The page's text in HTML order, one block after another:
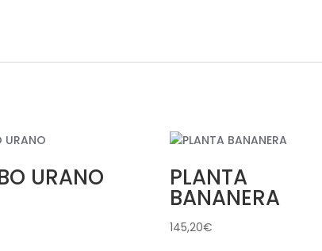
URANO PLANTA
BANANERA
145,20€